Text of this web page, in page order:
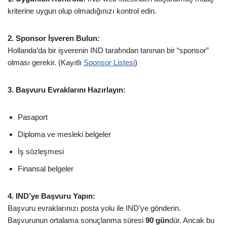
kriterine uygun olup olmadığınızı kontrol edin.
2. Sponsor İşveren Bulun:
Hollanda’da bir işverenin IND tarafından tanınan bir “sponsor”
olması gerekir. (Kayıtlı Sponsor Listesi)
3. Başvuru Evraklarını Hazırlayın:
Pasaport
Diploma ve mesleki belgeler
İş sözleşmesi
Finansal belgeler
4. IND’ye Başvuru Yapın:
Başvuru evraklarınızı posta yolu ile IND’ye gönderin.
Başvurunun ortalama sonuçlanma süresi 90 gündür. Ancak bu